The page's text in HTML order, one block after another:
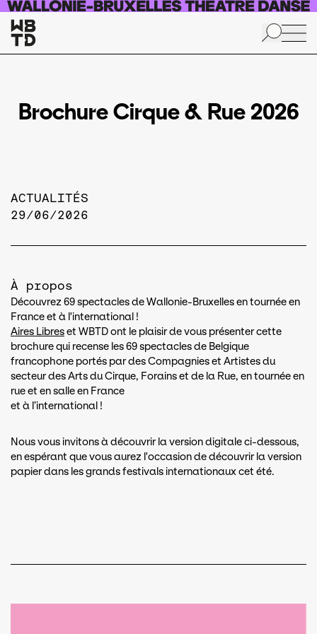
Aller au contenu principal
Brochure Cirque & Rue 2026
ACTUALITÉS
29/06/2026
À propos
Découvrez 69 spectacles de Wallonie-Bruxelles en tournée en
France et à l'international !
Aires Libreset WBTD ont le plaisir de vous présenter cette
brochure qui recense les 69 spectacles de Belgique
francophone portés par des Compagnies et Artistes du
secteur des Arts du Cirque, Forains et de la Rue, en tournée en
rue et en salle en France
et à l’international !
Nous vous invitons à découvrir la version digitale ci-dessous,
en espérant que vous aurez l'occasion de découvrir la version
papier dans les grands festivals internationaux cet été.